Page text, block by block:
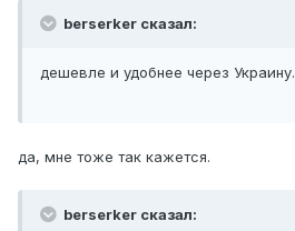
berserker сказал:
дешевле и удобнее через Украину.
да, мне тоже так кажется.
berserker сказал: